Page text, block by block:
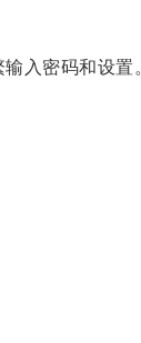
入密码和设置